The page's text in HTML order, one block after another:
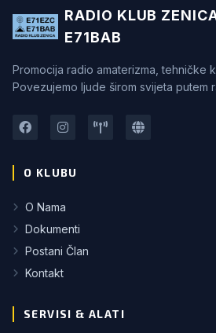
RADIO KLUB
E71BAB
Promocija radio amaterizma, tehničke
Povezujemo ljude širom svijeta putem
O KLUBU
O Nama
Dokumenti
Postani Član
Kontakt
SERVISI & ALATI